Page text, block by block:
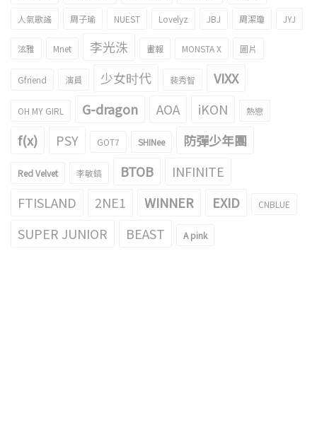
人氣歌謠 周子瑜 NUEST Lovelyz JBJ 周潔瓊 JYJ
泫雅 Mnet 李光洙 畫報 MONSTA X 圖片
Gfriend 演員 少女时代 裴秀智 VIXX
OH MY GIRL G-dragon AOA iKON 熱戀
f(x) PSY GOT7 SHINee 防彈少年團
Red Velvet 李敏鎬 BTOB
INFINITE
FTISLAND
2NE1 WINNER EXID CNBLUE
SUPER JUNIOR BEAST A pink